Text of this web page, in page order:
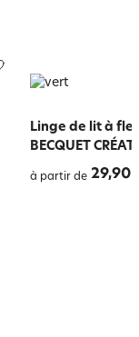
Linge de lit à
BECQUET
à partir de 29,90